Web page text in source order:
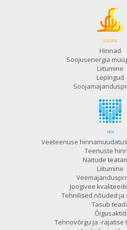
Hinnad
Soojusenergia
Liitumine
Lepingud
Veeteenuse
Teenuste
Näitude
Liitumine
Joogivee
Tehnilised nõuded ja
Tasub
Õigusaktid
Tehnovõrgu ja -rajatise